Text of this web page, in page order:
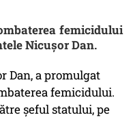
femicidului
Nicușor Dan.
Dan, a promulgat
femicidului.
șeful statului, pe